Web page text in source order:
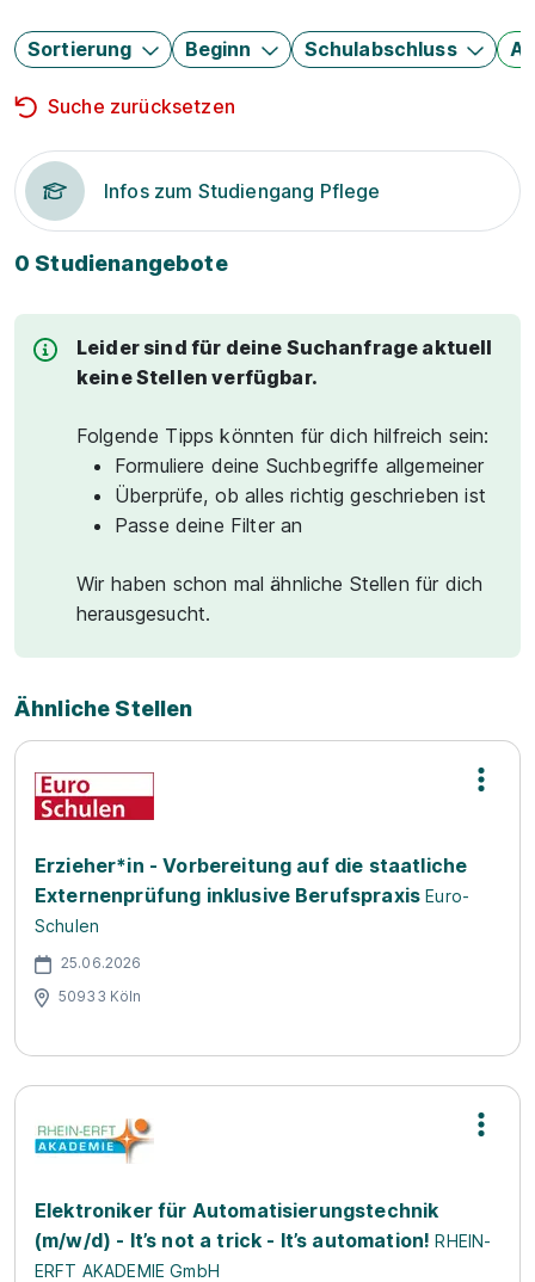
Sortierung Beginn Schulabschluss
Suche zurücksetzen
Infos zum Studiengang Pflege
0 Studienangebote
Leider sind für deine Suchanfrage aktuell
keine Stellen verfügbar.
Folgende Tipps könnten für dich hilfreich sein:
Formuliere deine Suchbegriffe allgemeiner
Überprüfe, ob alles richtig geschrieben ist
Passe deine Filter an
Wir haben schon mal ähnliche Stellen für dich
herausgesucht.
Ähnliche Stellen
Erzieher*in - Vorbereitung auf die staatliche
Externenprüfung inklusive Berufspraxis Euro-
Schulen
25.06.2026
50933 Köln
Elektroniker für Automatisierungstechnik
(m/w/d) - It’s not a trick - It’s automation! RHEIN-
ERFT AKADEMIE GmbH